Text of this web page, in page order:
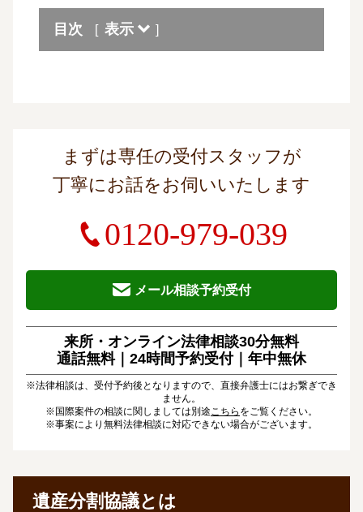
目次 [ 表示 ]
まずは専任の受付スタッフが
丁寧にお話をお伺いいたします
0120-979-039
メール相談予約受付
来所・オンライン法律相談30分無料
通話無料｜24時間予約受付｜ 年中無休
※法律相談は、受付予約後となりますので、直接弁護士にはお繋ぎでき
ません。
※国際案件の相談に関しましては別途 こちら をご覧ください。
※事案により無料法律相談に対応できない場合がございます。
遺産分割協議とは